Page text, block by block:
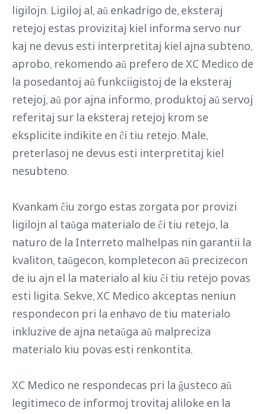
ligilojn. Ligiloj al, aŭ enkadrigo de, eksteraj
retejoj estas provizitaj kiel informa servo nur
kaj ne devus esti interpretitaj kiel ajna subteno,
aprobo, rekomendo aŭ prefero de XC Medico de
la posedantoj aŭ funkciigistoj de la eksteraj
retejoj, aŭ por ajna informo, produktoj aŭ servoj
referitaj sur la eksteraj retejoj krom se
eksplicite indikite en ĉi tiu retejo. Male,
preterlasoj ne devus esti interpretitaj kiel
nesubteno.
Kvankam ĉiu zorgo estas zorgata por provizi
ligilojn al taŭga materialo de ĉi tiu retejo, la
naturo de la Interreto malhelpas nin garantii la
kvaliton, taŭgecon, kompletecon aŭ precizecon
de iu ajn el la materialo al kiu ĉi tiu retejo povas
esti ligita. Sekve, XC Medico akceptas neniun
respondecon pri la enhavo de tiu materialo
inkluzive de ajna netaŭga aŭ malpreciza
materialo kiu povas esti renkontita.
XC Medico ne respondecas pri la ĝusteco aŭ
legitimeco de informoj trovitaj aliloke en la